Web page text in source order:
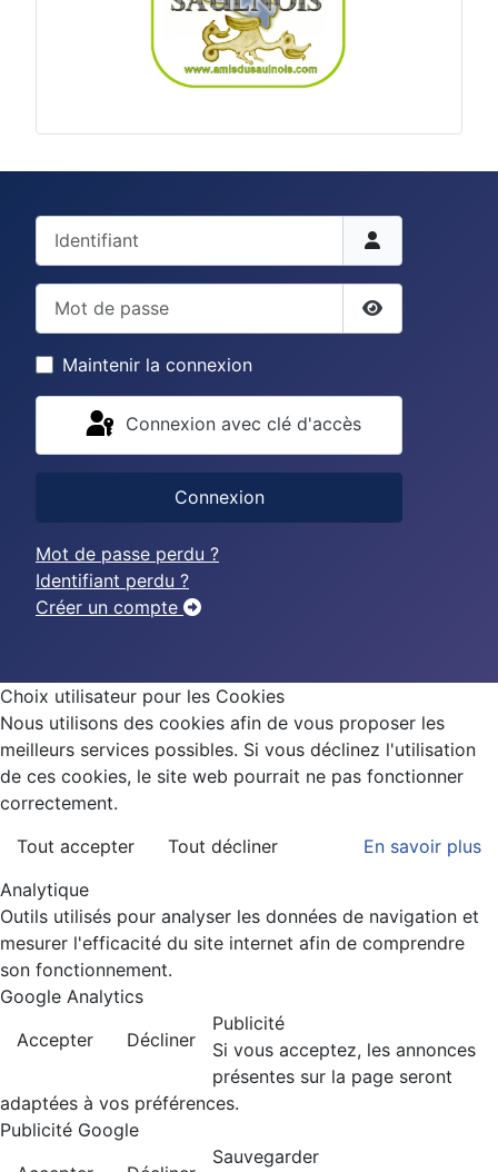
Identifiant
Mot de passe
Afficher le
Maintenir la connexion
Connexion avec clé d'accès
Connexion
Mot de passe perdu ?
Identifiant perdu ?
Créer un compte
Choix utilisateur pour les Cookies
Nous utilisons des cookies afin de vous proposer les
meilleurs services possibles. Si vous déclinez l'utilisation
de ces cookies, le site web pourrait ne pas fonctionner
correctement.
Tout accepter
Tout décliner
En savoir plus
Analytique
Outils utilisés pour analyser les données de navigation et
mesurer l'efficacité du site internet afin de comprendre
son fonctionnement.
Google Analytics
Accepter
Décliner
Publicité
Si vous acceptez, les annonces
présentes sur la page seront
adaptées à vos préférences.
Publicité Google
Sauvegarder